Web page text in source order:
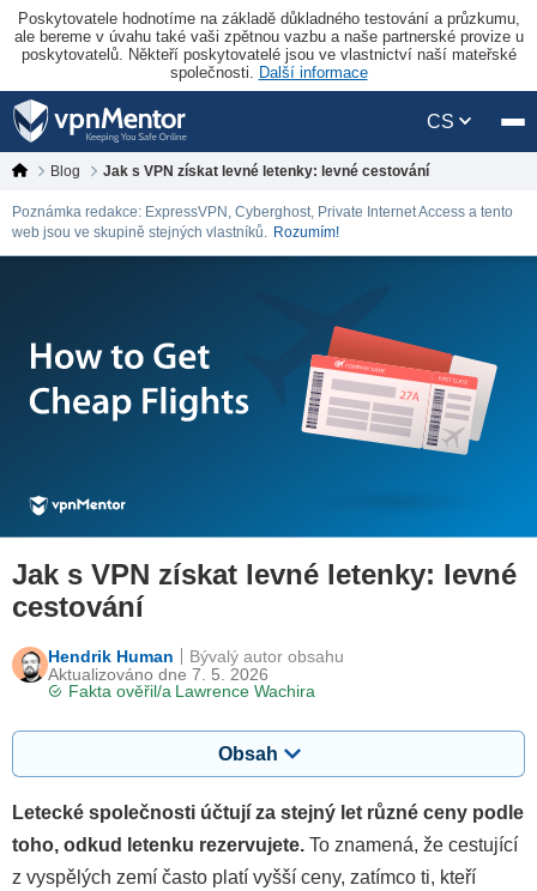
Poskytovatele hodnotíme na základě důkladného testování a průzkumu,
ale bereme v úvahu také vaši zpětnou vazbu a naše partnerské provize u
poskytovatelů. Někteří poskytovatelé jsou ve vlastnictví naší mateřské
společnosti. Další informace
CS
Blog Jak s VPN získat levné letenky: levné cestování
Poznámka redakce: ExpressVPN, Cyberghost, Private Internet Access a tento
web jsou ve skupině stejných vlastníků.
Rozumím!
Jak s VPN získat levné letenky: levné
cestování
Hendrik Human
Aktualizováno dne 7. 5. 2026
Fakta ověřil/a Lawrence Wachira
Bývalý autor obsahu
Obsah
Letecké společnosti účtují za stejný let různé ceny podle
toho, odkud letenku rezervujete. To znamená, že cestující
z vyspělých zemí často platí vyšší ceny, zatímco ti, kteří